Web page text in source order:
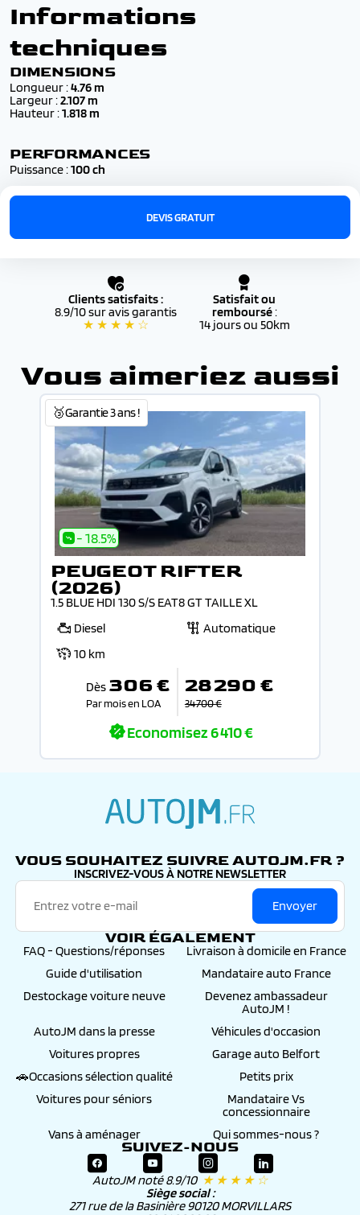
Informations
techniques
DIMENSIONS
Longueur :4.76 m
Largeur :2.107 m
Hauteur :1.818 m
PERFORMANCES
Puissance :100 ch
DEVIS GRATUIT
Clients satisfaits :
8.9/10 sur avis garantis
★ ★ ★ ★ ☆
Satisfait ou
remboursé:
14 jours ou 50km
Vous aimeriez aussi
🥉Garantie 3 ans !
- 18.5%
PEUGEOT RIFTER
(2026)
1.5 BLUE HDI 130 S/S EAT8 GT TAILLE XL
Diesel
Automatique
10 km
Dès 306 €
Par mois en LOA
28 290 €
34 700 €
Economisez6 410 €
VOUS SOUHAITEZ SUIVRE AUTOJM.FR ?
INSCRIVEZ-VOUS À NOTRE NEWSLETTER
Envoyer
VOIR ÉGALEMENT
FAQ - Questions/réponses
Livraison à domicile en France
Guide d'utilisation
Mandataire auto France
Destockage voiture neuve
Devenez ambassadeur
AutoJM !
AutoJM dans la presse
Véhicules d'occasion
Voitures propres
Garage auto Belfort
🚗Occasions sélection qualité
Petits prix
Voitures pour séniors
Mandataire Vs
concessionnaire
Vans à aménager
Qui sommes-nous ?
SUIVEZ-NOUS
AutoJM noté 8.9/10 ★ ★ ★ ★ ☆
Siège social :
271 rue de la Basinière 90120 MORVILLARS